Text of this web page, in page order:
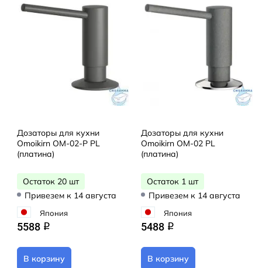
Дозаторы для кухни
Omoikirn OM-02-P PL
(платина)
Остаток 20 шт
Привезем к 14 августа
Япония
5588 q
В корзину
Дозаторы для кухни
Omoikirn OM-02 PL
(платина)
Остаток 1 шт
Привезем к 14 августа
Япония
5488 q
В корзину